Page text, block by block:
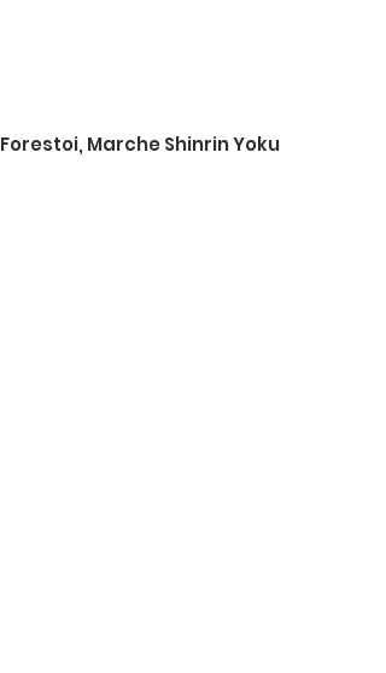
Forestoi, Marche Shinrin Yoku